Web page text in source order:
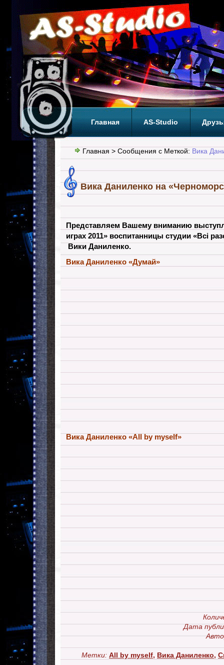
Главная AS-Studio
Теги ТОП
Главная > Сообщения с Меткой: Вика
Вика Даниленко на
Представляем Вашему вниманию
играх 2011» воспитанницы студии «Всі
Вики Даниленко.
Вика Даниленко «Думай»
Вика Даниленко «All by myself»
Дата
Метки: All by myself, Вика Даниленко,